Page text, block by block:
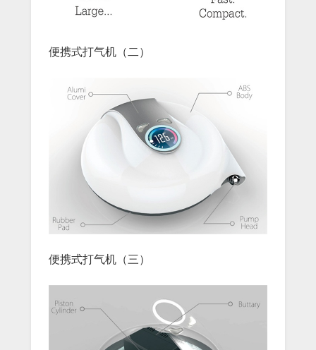
便携式打气机（二）
便携式打气机（三）